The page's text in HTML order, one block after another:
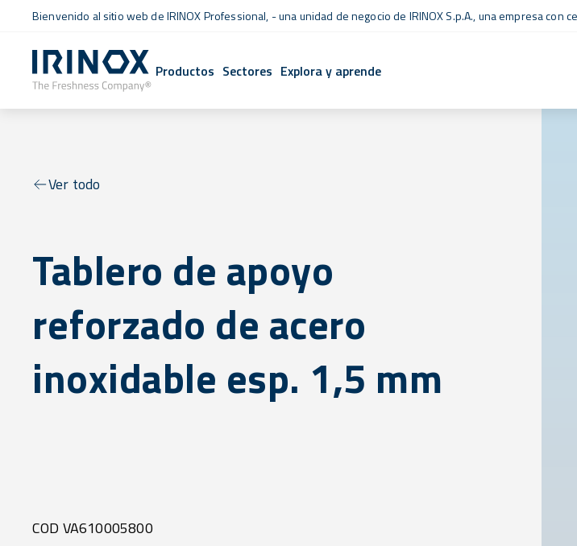
Bienvenido al sitio web de IRINOX Professional, - una unidad de negocio de IRINOX S.p.A., una empresa con
Productos Sectores Explora y aprende
Ver todo
Tablero de apoyo
reforzado de acero
inoxidable esp. 1,5 mm
COD VA610005800